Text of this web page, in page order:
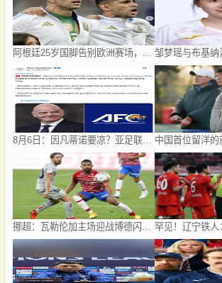
阿根廷25岁国脚告别欧洲赛场，世界杯后将重返阿超！
挪超：瓦勒伦加主场迎战博德闪耀，双方都残缺的首尾大战怎么看，比分预测赛事分析